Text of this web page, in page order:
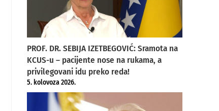
PROF. DR. SEBIJA IZETBEGOVIĆ: Sramota na
KCUS-u – pacijente nose na rukama, a
privilegovani idu preko reda!
5. kolovoza 2026.